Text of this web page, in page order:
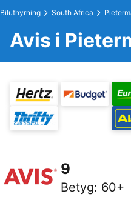
Biluthyrning South Africa
Avis i
9
Betyg: 60+